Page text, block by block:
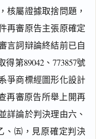
核屬證據取捨問題，
再審原告主張原確定
言詞辯論終結前已自
第89042、773857號
爭商標經圖形化設計
再審原告所舉上開再
詳論於判決理由六、
、㈤，見原確定判決